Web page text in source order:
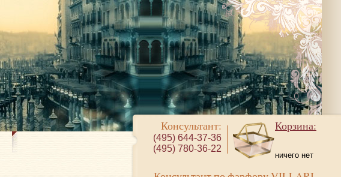
Консультант:
(495) 644-37-36
(495) 780-36-22
Корзина:
ничего нет